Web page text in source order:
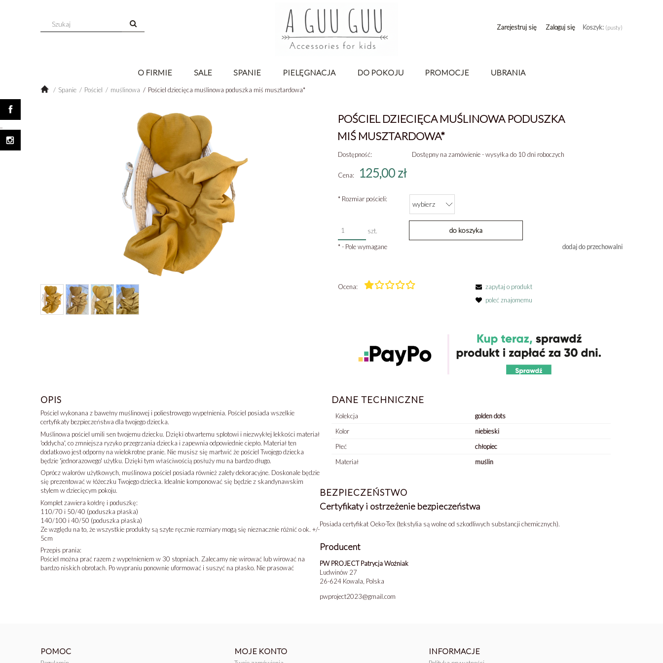
Zarejestruj się Zaloguj się Koszyk: (pusty)
O FIRMIE SALE SPANIE PIELĘGNACJA DO POKOJU PROMOCJE UBRANIA
Spanie Pościel muślinowa Pościel dziecięca muślinowa poduszka miś musztardowa*
POŚCIEL DZIECIĘCA MUŚLINOWA PODUSZKA
MIŚ MUSZTARDOWA*
Dostępność: Dostępny na zamówienie - wysyłka do 10 dni roboczych
Cena: 125,00 zł
*Rozmiar pościeli:
szt. do koszyka
dodaj do przechowalni
*- Pole wymagane
Ocena:
zapytaj o produkt
poleć znajomemu
OPIS
Pościel wykonana z bawełny muślinowej i poliestrowego wypełnienia. Pościel posiada wszelkie
certyfikaty bezpieczeństwa dla twojego dziecka.
Muślinowa pościel umili sen twojemu dziecku. Dzięki otwartemu splotowi i niezwykłej lekkości materiał
'oddycha', co zmniejsza ryzyko przegrzania dziecka i zapewnia odpowiednie ciepło. Materiał ten
dodatkowo jest odporny na wielokrotne pranie. Nie musisz się martwić że pościel Twojego dziecka
będzie 'jednorazowego' użytku. Dzięki tym właściwością posłuży mu na bardzo długo.
Oprócz walorów użytkowych, muślinowa pościel posiada również zalety dekoracyjne. Doskonale będzie
się prezentować w łóżeczku Twojego dziecka. Idealnie komponować się będzie z skandynawskim
stylem w dziecięcym pokoju.
Komplet zawiera kołdrę i poduszkę:
110/70 i 50/40 (poduszka płaska)
140/100 i 40/50 (poduszka płaska)
Ze względu na to, że wszystkie produkty są szyte ręcznie rozmiary mogą się nieznacznie różnić o ok. +/-
5cm
Przepis prania:
Pościel można prać razem z wypełnieniem w 30 stopniach. Zalecamy nie wirować lub wirować na
bardzo niskich obrotach. Po wypraniu ponownie uformować i suszyć na płasko. Nie prasować
DANE TECHNICZNE
Kolekcja
golden dots
Kolor
niebieski
Płeć
chłopiec
Materiał
muślin
BEZPIECZEŃSTWO
Certyfikaty i ostrzeżenie bezpieczeństwa
Posiada certyfikat Oeko-Tex (tekstylia są wolne od szkodliwych substancji chemicznych).
Producent
PW PROJECT Patrycja Woźniak
Ludwinów 27
26-624 Kowala, Polska
pwproject2023@gmail.com
POMOC MOJE KONTO INFORMACJE